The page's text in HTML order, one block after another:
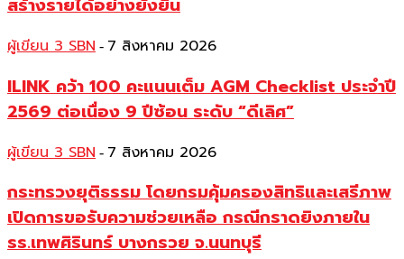
สร้างรายได้อย่างยั่งยืน
ผู้เขียน 3 SBN - 7 สิงหาคม 2026
ILINK คว้า 100 คะแนนเต็ม AGM Checklist ประจำปี
2569 ต่อเนื่อง 9 ปีซ้อน ระดับ “ดีเลิศ”
ผู้เขียน 3 SBN - 7 สิงหาคม 2026
กระทรวงยุติธรรม โดยกรมคุ้มครองสิทธิและเสรีภาพ
เปิดการขอรับความช่วยเหลือ กรณีกราดยิงภายใน
รร.เทพศิรินทร์ บางกรวย จ.นนทบุรี